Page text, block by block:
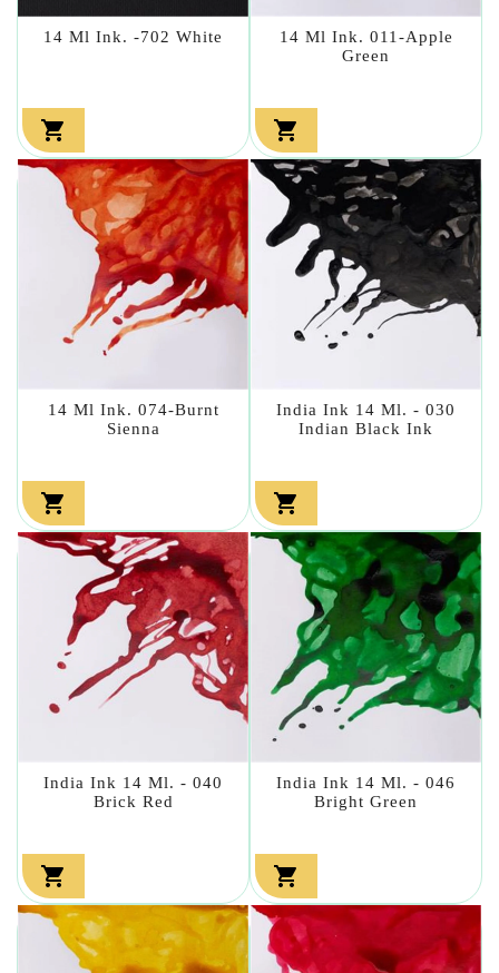
14 Ml Ink. -702 White

14 Ml Ink. 011-Apple
Green

14 Ml Ink. 074-Burnt
Sienna

India Ink 14 Ml. - 030
Indian Black Ink

India Ink 14 Ml. - 040
Brick Red

India Ink 14 Ml. - 046
Bright Green
